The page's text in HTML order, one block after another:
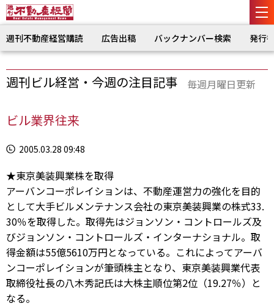
週刊不動産経営購読 広告出稿 バックナンバー検索 発行
週刊ビル経営・今週の注目記事 毎週月曜日更新
ビル業界往来
2005.03.28 09:48
★東京美装興業株を取得
アーバンコーポレイションは、不動産運営力の強化を目的
として大手ビルメンテナンス会社の東京美装興業の株式33.
30％を取得した。取得先はジョンソン・コントロールズ及
びジョンソン・コントロールズ・インターナショナル。取
得金額は55億5610万円となっている。これによってアーバ
ンコーポレイションが筆頭株主となり、東京美装興業代表
取締役社長の八木秀記氏は大株主順位第2位（19.27％）と
なる。